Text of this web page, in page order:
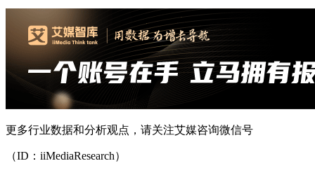
更多行业数据和分析观点，请关注艾媒咨询微信号
（ID：iiMediaResearch）